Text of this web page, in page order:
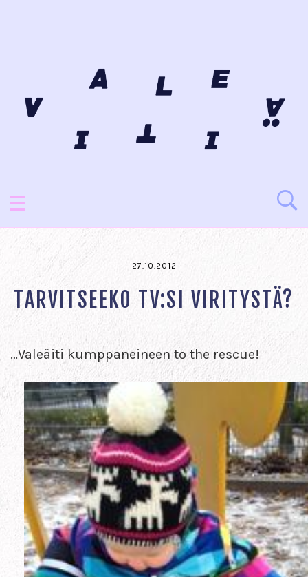
27.10.2012
TARVITSEEKO TV:SI VIRITYSTÄ?
…Valeäiti kumppaneineen to the rescue!